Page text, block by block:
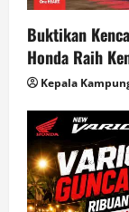
Buktikan
Honda Raih
Kepala